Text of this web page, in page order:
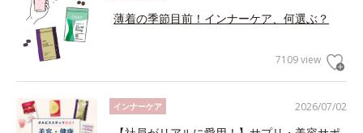
薄着の季節目前！インナーケア、何選ぶ？
7109 view
2026/07/02
インナーケア